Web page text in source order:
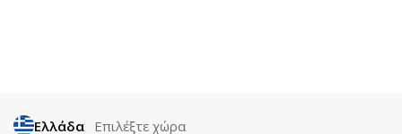
Ελλάδα Επιλέξτε χώρα